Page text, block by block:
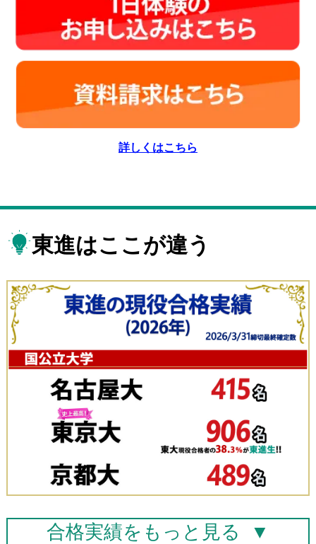
詳しくはこちら
東進はここが違う
合格実績を もっと見る ▼